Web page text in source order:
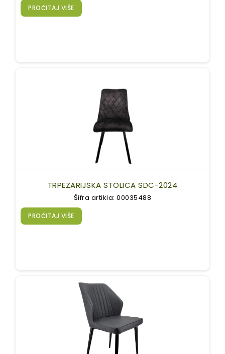
PROČITAJ VIŠE
TRPEZARIJSKA STOLICA SDC-2024
Šifra artikla: 00035488
PROČITAJ VIŠE